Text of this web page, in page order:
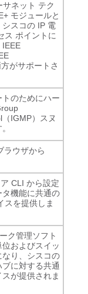
ネット テク
モジュールと
スコの IP 電
ス ポイントに
IEEE
がサポートさ
のためにハー
IGMP）スヌ
ラウザから
CLI から設定
機能に共通の
スを提供しま
ク管理ソフト
およびスイッ
り、シスコの
に対する共通
が提供されま